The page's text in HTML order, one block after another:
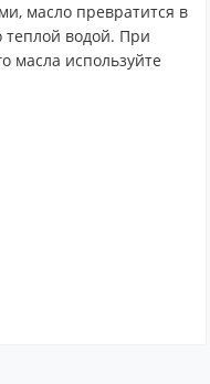
масло превратится в
водой. При
масла используйте